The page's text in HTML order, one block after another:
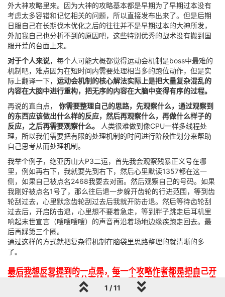
外大神攻略里来。因为大神的攻略基本都是早期为了早期过本没有
考虑太多容错和记忆相关的问题，所以直接发布出来了。但是后期
日服自己在长期伐木优化之后的往往并不是早期过本的大神所发，
外加我自己也分析不到的原因吧，这些特别优秀的战术没有搬到国
服开荒的台面上来。
对于个人来说，每个人可能大概都觉得运动会机制是boss中最难的
机制吧，难点因为在短时间内需要处理相当多的跑位动作，但是实
际上翻译一下， 运动会机制的核心解法实际上是把大量复杂混乱的
内容在大脑中进行重构，把无序的内容在大脑中变得有序的过程。
再说的直白点， 你需要整理自己的思路，先观察什么，通过观察到
的东西应该做出什么样的反应，然后再观察什么，再做什么样子的
反应，之后再需要观察什么。
人类很难做到像CPU一样多线程处
理，所以我们需要把有限的处理机制的时间进行阶段性划分来帮助
自己思考从而处理机制。
我举个例子，绝亚历山大P3二运，首先我会观察残暴正义号在哪
里，例如再右下，我就要先到右下，然后心里默读1357都在这一
侧，如果自己被点名2468我要去对面。然后观察自己的号码。如果
我刚好被点名1号了，那么往后退一步躲开齿轮的行进范围，等到齿
轮刮过去，心里默念齿轮刮过去后我就开防击退。然后等待齿轮刮
过去后，开启防击退，心里想不要着急走，等到胖子跳走后耳机里
响起末世宣言（嗖嗖嗖嗖）的声音再沿着场地边缘疾跑走回去。最
后再踩第三个圈。
通过这样的方式就把复杂得机制在脑袋里思路整理的就清晰的多
了。
最后我想反复提到的一点是，每一个攻略作者都是把自己开
荒用的最熟悉的战术分享给大家，本身不该有谁的攻略，自
己不适应，于是就应该被喷的这样的现象。否则不服你自己
1 / 11